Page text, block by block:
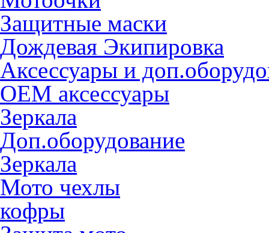
Защитные маски
Дождевая Экипировка
Аксессуары и
OEM аксессуары
Зеркала
Доп.оборудование
Зеркала
Мото чехлы
кофры